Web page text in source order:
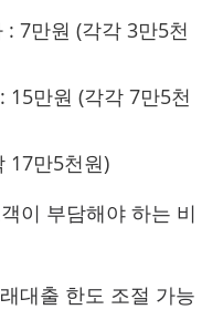
7만원 (각각 3만5천
15만원 (각각 7만5천
17만5천원)
이 부담해야 하는 비
대출 한도 조절 가능